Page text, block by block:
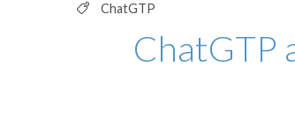
ChatGTP
ChatGTP